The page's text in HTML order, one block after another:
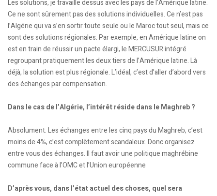
Les solutions, je travaille dessus avec les pays de l’Amérique latine.
Ce ne sont sûrement pas des solutions individuelles. Ce n’est pas
l’Algérie qui va s’en sortir toute seule ou le Maroc tout seul, mais ce
sont des solutions régionales. Par exemple, en Amérique latine on
est en train de réussir un pacte élargi, le MERCUSUR intégré
regroupant pratiquement les deux tiers de l’Amérique latine. Là
déjà, la solution est plus régionale. L’idéal, c’est d’aller d’abord vers
des échanges par compensation.
Dans le cas de l’Algérie, l’intérêt réside dans le Maghreb ?
Absolument. Les échanges entre les cinq pays du Maghreb, c’est
moins de 4%, c’est complètement scandaleux. Donc organisez
entre vous des échanges. Il faut avoir une politique maghrébine
commune face à l’OMC et l’Union européenne
D’après vous, dans l’état actuel des choses, quel sera